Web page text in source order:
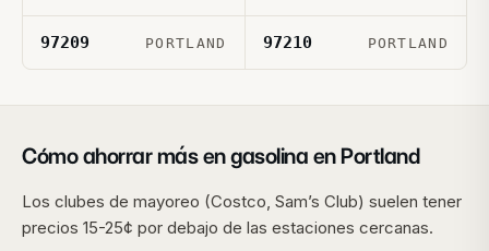
97209 PORTLAND 97210 PORTLAND
Cómo ahorrar más en gasolina en Portland
Los clubes de mayoreo (Costco, Sam’s Club) suelen tener
precios 15-25¢ por debajo de las estaciones cercanas.